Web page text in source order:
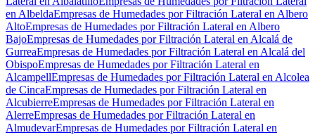
en AlbeldaEmpresas de Humedades por Filtración Lateral en Albero
AltoEmpresas de Humedades por Filtración Lateral en Albero
BajoEmpresas de Humedades por Filtración Lateral en Alcalá de
GurreaEmpresas de Humedades por Filtración Lateral en Alcalá del
ObispoEmpresas de Humedades por Filtración Lateral en
AlcampellEmpresas de Humedades por Filtración Lateral en Alcolea
de CincaEmpresas de Humedades por Filtración Lateral en
AlcubierreEmpresas de Humedades por Filtración Lateral en
AlerreEmpresas de Humedades por Filtración Lateral en
AlmudevarEmpresas de Humedades por Filtración Lateral en